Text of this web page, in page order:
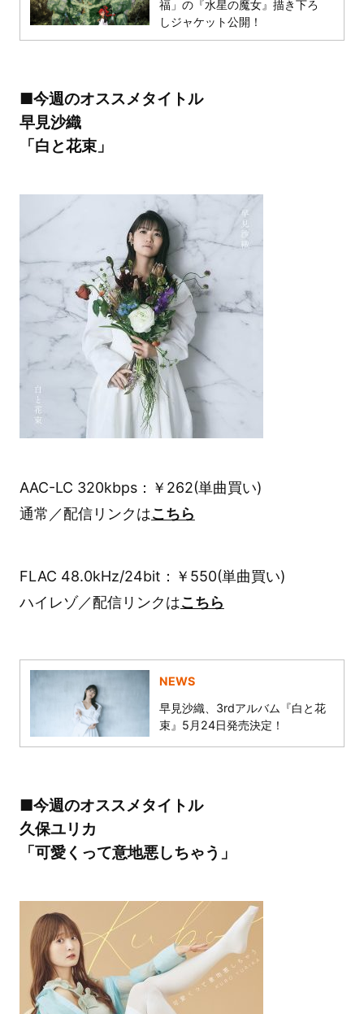
福」の『水星の魔女』描き下ろ
しジャケット公開！
■今週のオススメタイトル
早見沙織
「白と花束」
AAC-LC 320kbps：￥262(単曲買い)
通常／配信リンクはこちら
FLAC 48.0kHz/24bit：￥550(単曲買い)
ハイレゾ／配信リンクはこちら
NEWS
早見沙織、3rdアルバム『白と花
束』5月24日発売決定！
■今週のオススメタイトル
久保ユリカ
「可愛くって意地悪しちゃう」